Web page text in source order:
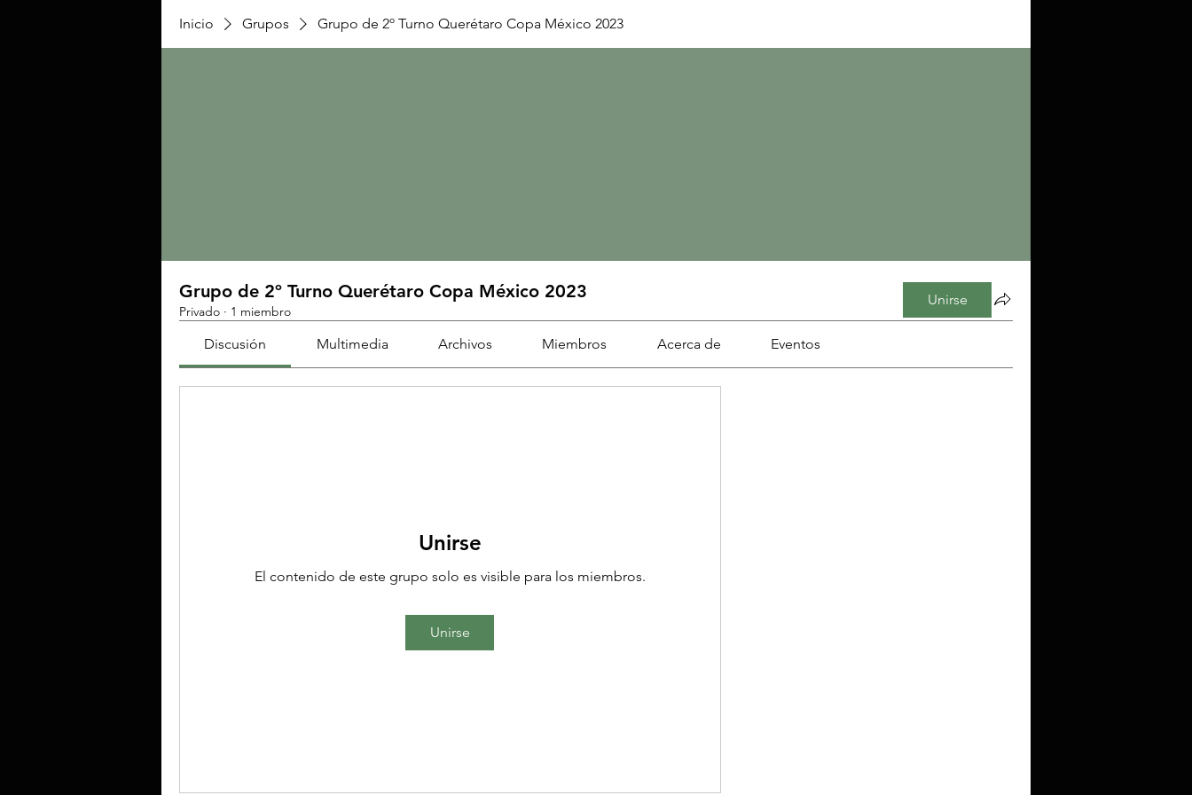
Inicio Grupos Grupo de 2º Turno Querétaro Copa México 2023
Grupo de 2º Turno Querétaro Copa México 2023
Privado · 1 miembro
Unirse
Discusión Multimedia Archivos Miembros Acerca de Eventos
Unirse
El contenido de este grupo solo es visible para los miembros.
Unirse